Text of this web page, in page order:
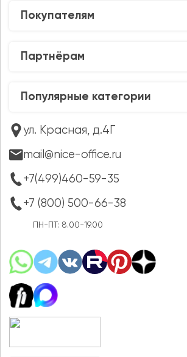
Покупателям
Партнёрам
Популярные категории
ул. Красная, д.4Г
mail@nice-office.ru
+7(499)460-59-35
+7 (800) 500-66-38
ПН-ПТ: 8.00-19.00